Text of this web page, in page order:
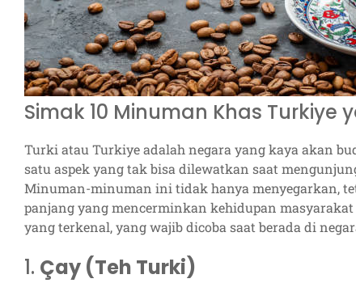
Simak 10 Minuman Khas Turkiye
Turki atau Turkiye adalah negara yang kaya akan
satu aspek yang tak bisa dilewatkan saat
Minuman-minuman ini tidak hanya menyegarkan,
panjang yang mencerminkan kehidupan
yang terkenal, yang wajib dicoba saat berada di
1. Çay (Teh Turki)